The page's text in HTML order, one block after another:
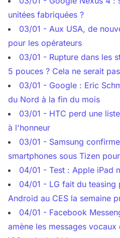
unitées fabriquées ?
03/01 - Aux USA, de
pour les opérateurs
03/01 - Rupture dans les
5 pouces ? Cela ne serait
03/01 - Google : Eric
du Nord à la fin du mois
03/01 - HTC perd une
à l'honneur
03/01 - Samsung
smartphones sous Tizen
04/01 - Test : Apple iPad
04/01 - LG fait du
Android au CES la semaine
04/01 - Facebook
amène les messages